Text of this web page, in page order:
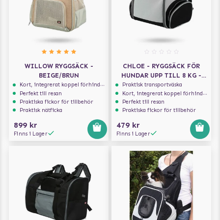
WILLOW RYGGSÄCK -
BEIGE/BRUN
Kort, integrerat koppel förhindrar att hunden hoppar ur
Perfekt till resan
Praktiska fickor för tillbehör
Praktisk nätficka
899 kr
Finns i Lager
CHLOE - RYGGSÄCK FÖR
HUNDAR UPP TILL 8 KG -
LJUSGRÅ/SVART
Praktisk transportväska
Kort, integrerat koppel förhindrar att hunden hoppar ur
Perfekt till resan
Praktiska fickor för tillbehör
479 kr
Finns i Lager